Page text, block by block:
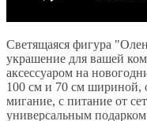
Светящаяся фигура
украшение для вашей
аксессуаром на
100 см и 70 см шириной,
мигание, с питание от
универсальным